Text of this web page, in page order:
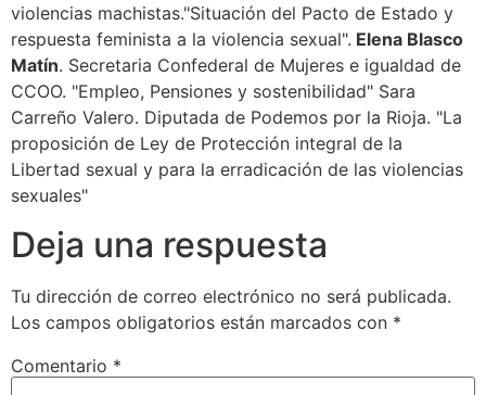
violencias machistas."Situación del Pacto de Estado y
respuesta feminista a la violencia sexual". Elena Blasco
Matín. Secretaria Confederal de Mujeres e igualdad de
CCOO. "Empleo, Pensiones y sostenibilidad" Sara
Carreño Valero. Diputada de Podemos por la Rioja. "La
proposición de Ley de Protección integral de la
Libertad sexual y para la erradicación de las violencias
sexuales"
Deja una respuesta
Tu dirección de correo electrónico no será publicada.
Los campos obligatorios están marcados con *
Comentario *